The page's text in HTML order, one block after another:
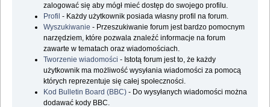
zalogować się aby mógł mieć dostęp do swojego profilu.
Profil - Każdy użytkownik posiada własny profil na forum.
Wyszukiwanie - Przeszukiwanie forum jest bardzo pomocnym
narzędziem, które pozwala znaleźć informacje na forum
zawarte w tematach oraz wiadomościach.
Tworzenie wiadomości - Istotą forum jest to, że każdy
użytkownik ma możliwość wysyłania wiadomości za pomocą
których reprezentuje się całej społeczności.
Kod Bulletin Board (BBC) - Do wysyłanych wiadomości można
dodawać kody BBC.